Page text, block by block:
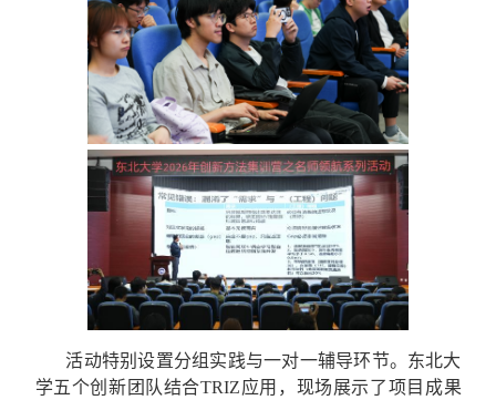
活动特别设置分组实践与一对一辅导环节。东北大
学五个创新团队结合TRIZ应用，现场展示了项目成果